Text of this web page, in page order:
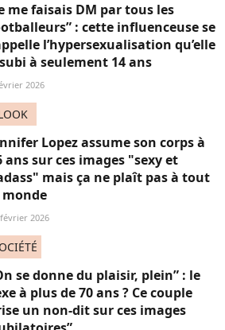
me faisais DM par tous les
: cette influenceuse se
l’hypersexualisation qu’elle
à seulement 14 ans
2026
Lopez assume son corps à
ans sur ces images "sexy et
mais ça ne plaît pas à tout
monde
2026
se donne du plaisir, plein” : le
à plus de 70 ans ? Ce couple
un non-dit sur ces images